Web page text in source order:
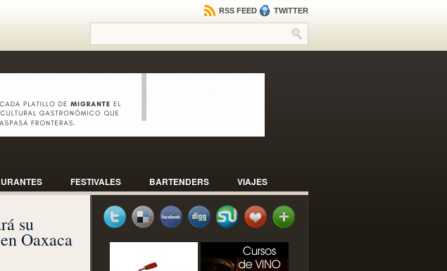
RSS FEED TWITTER
FESTIVALES BARTENDERS VIAJES
su
Oaxaca